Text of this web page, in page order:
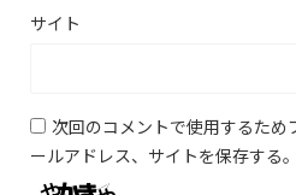
サイト
次回のコメントで使用するため
ールアドレス、サイトを保存する。